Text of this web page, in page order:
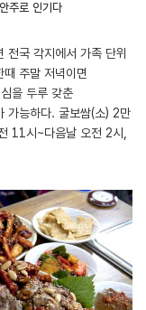
주로 인기다
전국 각지에서 가족 단위
주말 저녁이면
을 두루 갖춘
가능하다. 굴보쌈(소) 2만
11시~다음날 오전 2시,